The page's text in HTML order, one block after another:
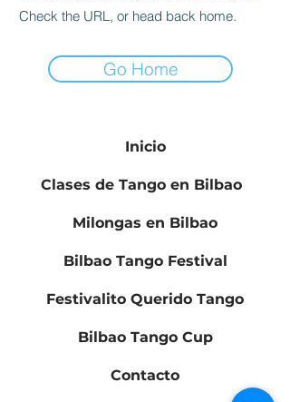
Check the URL, or head back home.
Go Home
Inicio
Clases de Tango en Bilbao
Milongas en Bilbao
Bilbao Tango Festival
Festivalito Querido Tango
Bilbao Tango Cup
Contacto